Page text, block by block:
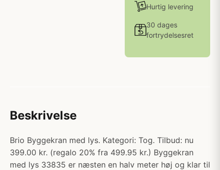
Hurtig levering
30 dages
fortrydelsesret
Beskrivelse
Brio Byggekran med lys. Kategori: Tog. Tilbud: nu
399.00 kr. (regalo 20% fra 499.95 kr.) Byggekran
med lys 33835 er næsten en halv meter høj og klar til